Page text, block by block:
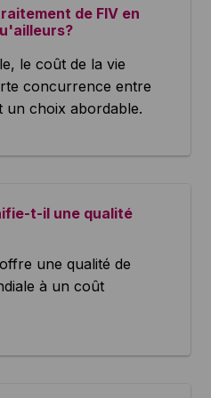
de FIV en
le coût de la vie
concurrence entre
un choix abordable.
t-il une qualité
une qualité de
à un coût